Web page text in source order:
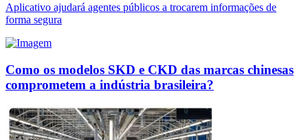
Aplicativo ajudará agentes públicos a trocarem informações de
forma segura
Como os modelos SKD e CKD das marcas chinesas
comprometem a indústria brasileira?